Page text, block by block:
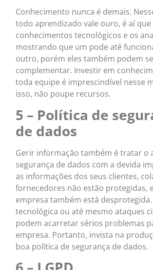
Conhecimento nunca é demais.
todo aprendizado vale ouro, é aí que
conhecimentos tecnológicos e os
mostrando que um pode até
outro, porém eles também podem se
complementar. Investir em
toda equipe é imprescindível nesse
isso, não poupe recursos.
5 – Política de
de dados
Gerir informação também é tratar o
segurança de dados com a devida
as informações dos seus clientes,
fornecedores não estão protegidas,
empresa também está
tecnológica ou até mesmo ataques
podem acarretar sérios problemas
empresa. Portanto, invista na
boa política de segurança de dados.